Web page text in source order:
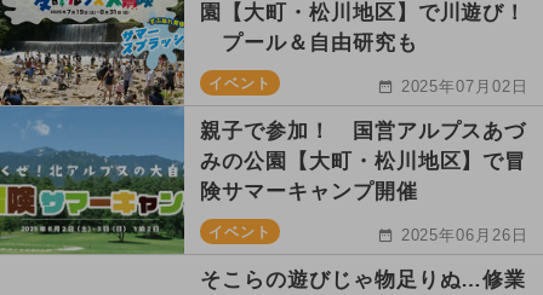
園【大町・松川地区】で川遊び！
プール＆自由研究も
イベント 2025年07月02日
親子で参加！ 国営アルプスあづ
みの公園【大町・松川地区】で冒
険サマーキャンプ開催
イベント 2025年06月26日
そこらの遊びじゃ物足りぬ…修業